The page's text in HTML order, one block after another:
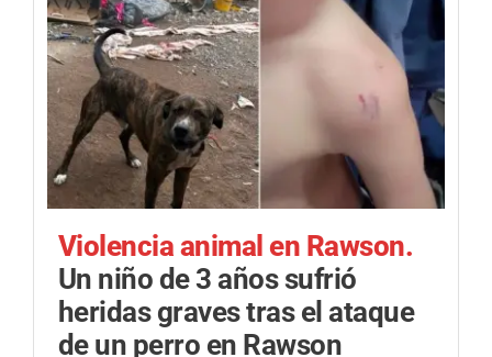
Violencia animal en Rawson.
Un niño de 3 años sufrió
heridas graves tras el ataque
de un perro en Rawson